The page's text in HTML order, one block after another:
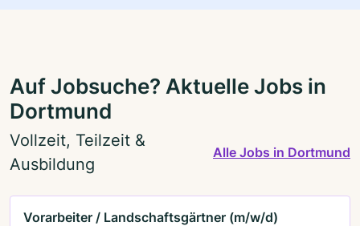
Auf Jobsuche? Aktuelle Jobs in
Dortmund
Vollzeit, Teilzeit &
Ausbildung
Alle Jobs in Dortmund
Vorarbeiter / Landschaftsgärtner (m/w/d)